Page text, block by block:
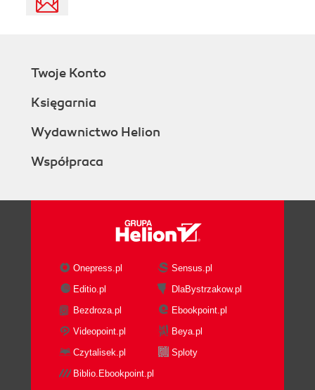
Twoje Konto
Księgarnia
Wydawnictwo Helion
Współpraca
Onepress.pl
Sensus.pl
Editio.pl
DlaBystrzakow.pl
Bezdroza.pl
Ebookpoint.pl
Videopoint.pl
Beya.pl
Czytalisek.pl
Sploty
Biblio.Ebookpoint.pl